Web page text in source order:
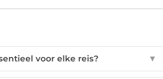
voor elke reis? ▼